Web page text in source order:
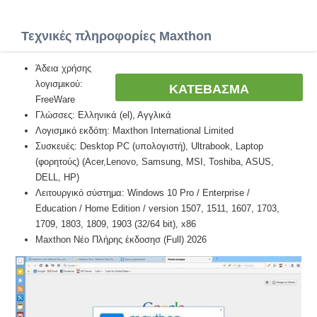
Τεχνικές πληροφορίες Maxthon
ΚΑΤΕΒΑΣΜΑ
Άδεια χρήσης
λογισμικού:
FreeWare
Γλώσσες: Ελληνικά (el), Αγγλικά
Λογισμικό εκδότη: Maxthon International Limited
Συσκευές: Desktop PC (υπολογιστή), Ultrabook, Laptop
(φορητούς) (Acer,Lenovo, Samsung, MSI, Toshiba, ASUS,
DELL, HP)
Λειτουργικό σύστημα: Windows 10 Pro / Enterprise /
Education / Home Edition / version 1507, 1511, 1607, 1703,
1709, 1803, 1809, 1903 (32/64 bit), x86
Maxthon Νέο Πλήρης έκδοσησ (Full) 2026